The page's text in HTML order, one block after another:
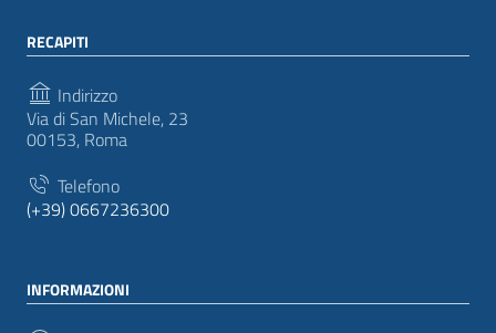
RECAPITI
Indirizzo
Via di San Michele, 23
00153, Roma
Telefono
(+39) 0667236300
INFORMAZIONI